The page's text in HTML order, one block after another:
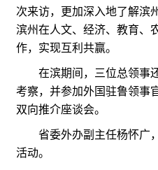
次来访，更加深入地了解滨
滨州在人文、经济、教育、
作，实现互利共赢。
在滨期间，三位总领事还
考察，并参加外国驻鲁领事
双向推介座谈会。
省委外办副主任杨怀广，
活动。